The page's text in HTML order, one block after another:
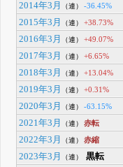
2014年3月
（連） -36.45%
2015年3月
（連） +38.73%
2016年3月
（連） +49.07%
2017年3月
（連） +6.65%
2018年3月
（連） +13.04%
2019年3月
（連） +0.31%
2020年3月
（連） -63.15%
2021年3月
（連） 赤転
2022年3月
（連） 赤縮
2023年3月
（連） 黒転